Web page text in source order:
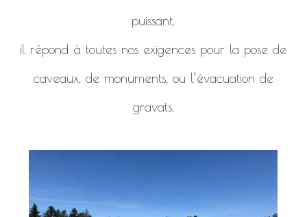
puissant,
il répond à toutes nos exigences pour la pose de
caveaux, de monuments, ou l’évacuation de
gravats.